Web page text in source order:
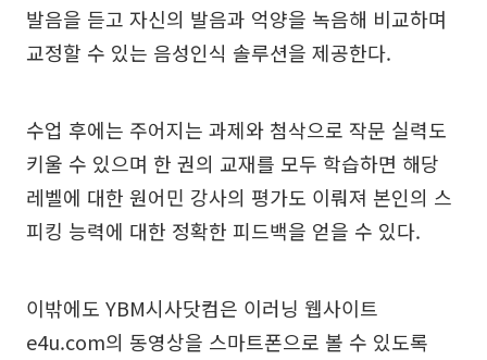
발음을 듣고 자신의 발음과 억양을 녹음해 비교하며
교정할 수 있는 음성인식 솔루션을 제공한다.
수업 후에는 주어지는 과제와 첨삭으로 작문 실력도
키울 수 있으며 한 권의 교재를 모두 학습하면 해당
레벨에 대한 원어민 강사의 평가도 이뤄져 본인의 스
피킹 능력에 대한 정확한 피드백을 얻을 수 있다.
이밖에도 YBM시사닷컴은 이러닝 웹사이트
e4u.com의 동영상을 스마트폰으로 볼 수 있도록